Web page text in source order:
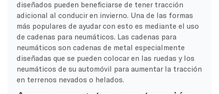
diseñados pueden beneficiarse de tener tracción
adicional al conducir en invierno. Una de las formas
más populares de ayudar con esto es mediante el uso
de cadenas para neumáticos. Las cadenas para
neumáticos son cadenas de metal especialmente
diseñadas que se pueden colocar en las ruedas y los
neumáticos de su automóvil para aumentar la tracción
en terrenos nevados o helados.